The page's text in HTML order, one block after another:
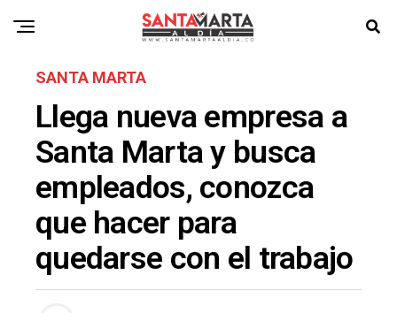
SANTA MARTA
Llega nueva empresa a
Santa Marta y busca
empleados, conozca
que hacer para
quedarse con el trabajo